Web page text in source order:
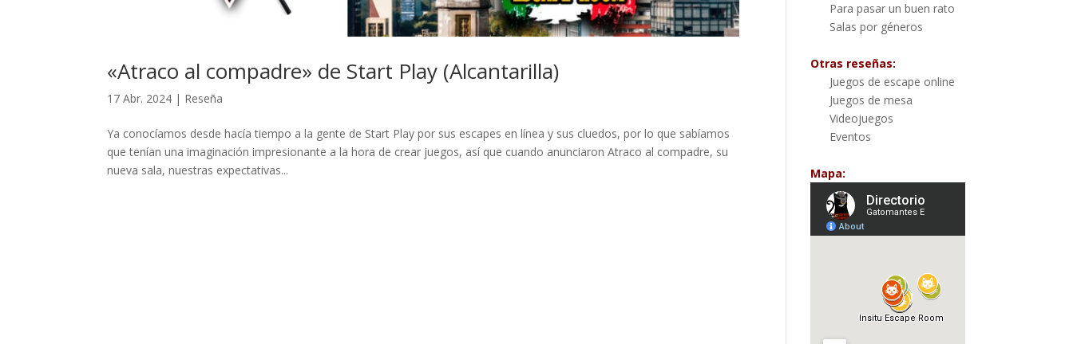
«Atraco al compadre» de Start Play (Alcantarilla)
17 Abr. 2024 | Reseña
Ya conocíamos desde hacía tiempo a la gente de Start Play por sus escapes en línea y sus cluedos, por lo que sabíamos
que tenían una imaginación impresionante a la hora de crear juegos, así que cuando anunciaron Atraco al compadre, su
nueva sala, nuestras expectativas...
Para pasar un buen rato
Salas por géneros
Otras reseñas:
Juegos de escape online
Juegos de mesa
Videojuegos
Eventos
Mapa: